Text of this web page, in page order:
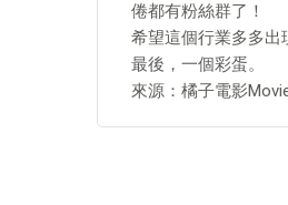
倦都有粉絲群了！
希望這個行業多多出
最後，一個彩蛋。
來源：橘子電影